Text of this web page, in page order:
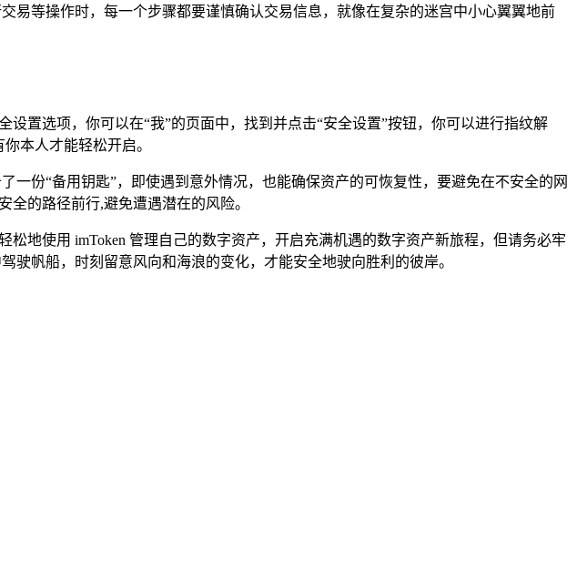
易等操作时，每一个步骤都要谨慎确认交易信息，就像在复杂的迷宫中小心翼翼地前
置选项，你可以在“我”的页面中，找到并点击“安全设置”按钮，你可以进行指纹解
本人才能轻松开启。
份“备用钥匙”，即使遇到意外情况，也能确保资产的可恢复性，要避免在不安全的网
全的路径前行,避免遭遇潜在的风险。
地使用 imToken 管理自己的数字资产，开启充满机遇的数字资产新旅程，但请务必牢
帆船，时刻留意风向和海浪的变化，才能安全地驶向胜利的彼岸。